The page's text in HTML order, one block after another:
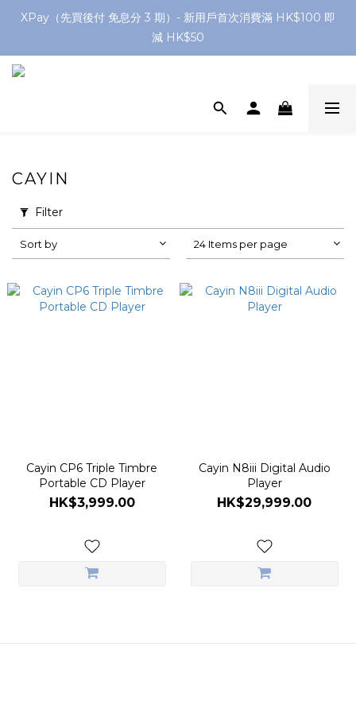
網店購滿 $250 香港/澳門地區 免費送貨
XPay（先買後付 免息分 3 期）- 新用戶首次消費滿 HK$100 即
減 HK$50
CAYIN
Filter
Sort by 24 Items per page
Cayin CP6 Triple Timbre
Portable CD Player
HK$3,999.00
Cayin N8iii Digital Audio
Player
HK$29,999.00